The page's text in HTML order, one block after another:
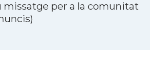
missatge per a la comunitat